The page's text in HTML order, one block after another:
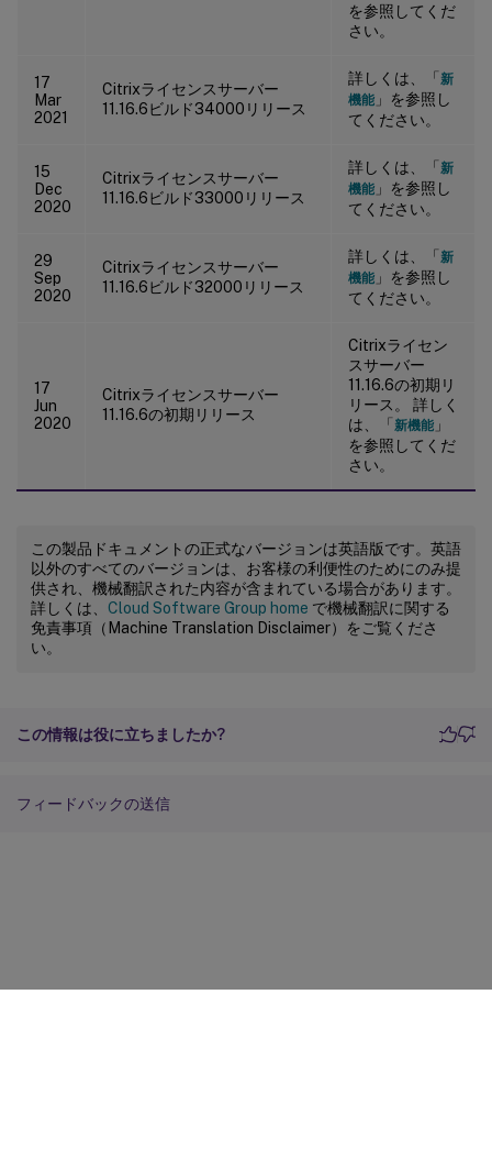
を参照してくだ
さい。
17
Mar
2021
Citrixライセンスサーバー
11.16.6ビルド34000リリース
詳しくは、「 新
機能 」を参照し
てください。
15
Dec
2020
Citrixライセンスサーバー
11.16.6ビルド33000リリース
詳しくは、「 新
機能 」を参照し
てください。
29
Sep
2020
Citrixライセンスサーバー
11.16.6ビルド32000リリース
詳しくは、「 新
機能 」を参照し
てください。
17
Jun
2020
Citrixライセンスサーバー
11.16.6の初期リリース
Citrixライセン
スサーバー
11.16.6の初期リ
リース。 詳しく
は、「 新機能 」
を参照してくだ
さい。
この製品ドキュメントの正式なバージョンは英語版です。英語
以外のすべてのバージョンは、お客様の利便性のためにのみ提
供され、機械翻訳された内容が含まれている場合があります。
詳しくは、 Cloud Software Group home で機械翻訳に関する
免責事項（Machine Translation Disclaimer）をご覧くださ
い。
この情報は役に立ちましたか?
フィードバックの送信